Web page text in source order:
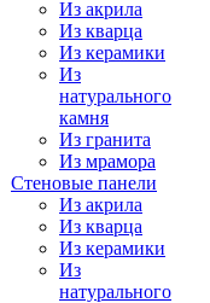
Из акрила
Из кварца
Из керамики
Из
натурального
камня
Из гранита
Из мрамора
Стеновые панели
Из акрила
Из кварца
Из керамики
Из
натурального